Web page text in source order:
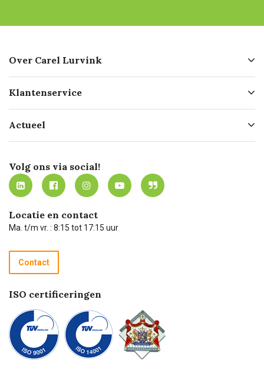
Over Carel Lurvink
Geschiedenis
Missie
Werken bij Carel Lurvink
MVO
Klantenservice
Bezorgen
Mijn Carel Lurvink
Mijn Carel Lurvink instructievideo's
Carel Lurvink App
Hulp op afstand
Technische dienst
Recycle programma
Betalen
Actueel
Innovation LAB
Tevreden klanten
Carel Lurvink Blog
Carel de podcast
Volg ons via social!
Locatie en contact
Ma. t/m vr. : 8:15 tot 17:15 uur
Contact
ISO certificeringen